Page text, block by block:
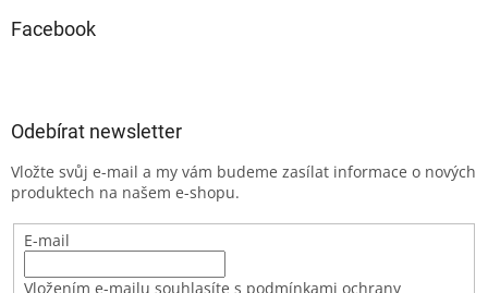
Facebook
Odebírat newsletter
Vložte svůj e-mail a my vám budeme zasílat informace o nových
produktech na našem e-shopu.
E-mail
Vložením e-mailu souhlasíte s podmínkami ochrany